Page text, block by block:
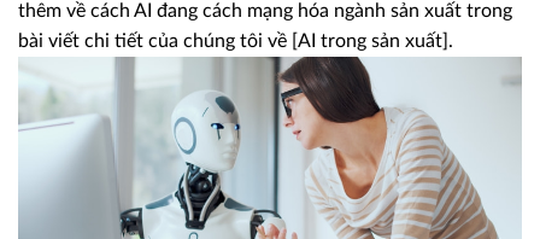
thêm về cách AI đang cách mạng hóa ngành sản xuất trong
bài viết chi tiết của chúng tôi về [AI trong sản xuất].